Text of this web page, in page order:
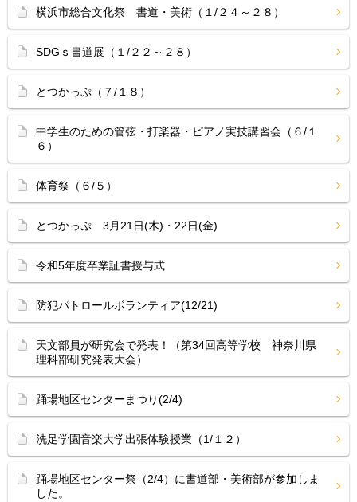
横浜市総合文化祭 書道・美術（１/２４～２８）
SDGｓ書道展（１/２２～２８）
とつかっぷ（７/１８）
中学生のための管弦・打楽器・ピアノ実技講習会（６/１
６）
体育祭（６/５）
とつかっぷ 3月21日(木)・22日(金)
令和5年度卒業証書授与式
防犯パトロールボランティア(12/21)
天文部員が研究会で発表！（第34回高等学校 神奈川県
理科部研究発表大会）
踊場地区センターまつり(2/4)
洗足学園音楽大学出張体験授業（1/１２）
踊場地区センター祭（2/4）に書道部・美術部が参加しま
した。